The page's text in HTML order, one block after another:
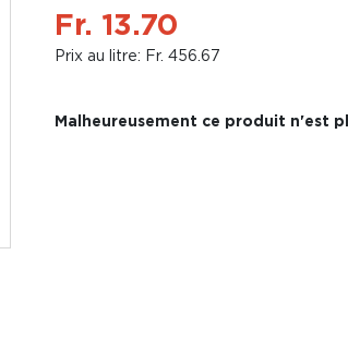
Fr. 13.70
Prix au litre: Fr. 456.67
Malheureusement ce produit n'est